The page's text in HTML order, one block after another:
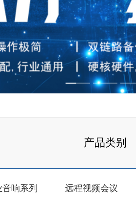
产品类别
响系列 远程视频会议